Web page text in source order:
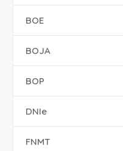
BOE
BOJA
BOP
DNIe
FNMT